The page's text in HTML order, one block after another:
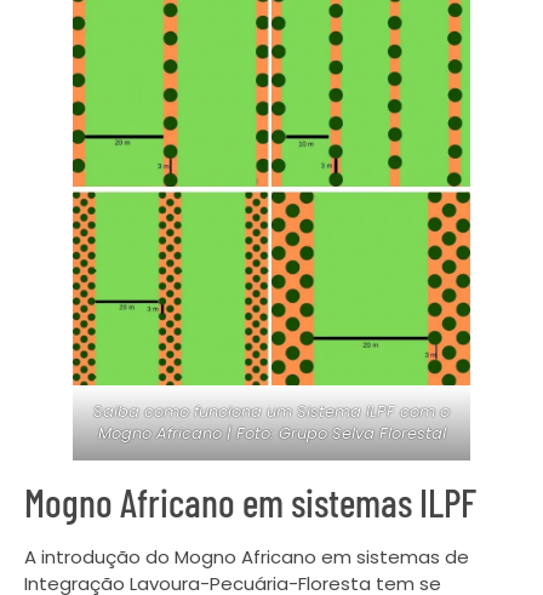
Saiba como funciona um Sistema ILPF com o
Mogno Africano | Foto:Grupo Selva Florestal
Mogno Africano em sistemas ILPF
A introdução do Mogno Africano em sistemas de
Integração Lavoura-Pecuária-Floresta tem se